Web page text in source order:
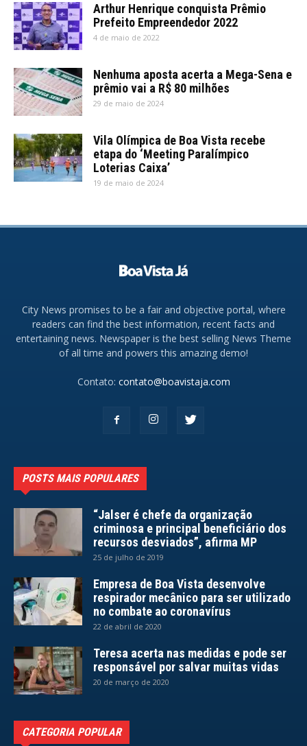
Arthur Henrique conquista Prêmio
Prefeito Empreendedor 2022
4 de maio de 2022
Nenhuma aposta acerta a Mega-Sena e
prêmio vai a R$ 80 milhões
29 de maio de 2024
Vila Olímpica de Boa Vista recebe
etapa do ‘Meeting Paralímpico
Loterias Caixa’
19 de maio de 2024
City News promises to be a fair and objective portal, where
readers can find the best information, recent facts and
entertaining news. Newspaper is the best selling News Theme
of all time and powers this amazing demo!
Contato: contato@boavistaja.com
POSTS MAIS POPULARES
“Jalser é chefe da organização
criminosa e principal beneficiário dos
recursos desviados”, afirma MP
25 de julho de 2019
Empresa de Boa Vista desenvolve
respirador mecânico para ser utilizado
no combate ao coronavírus
22 de abril de 2020
Teresa acerta nas medidas e pode ser
responsável por salvar muitas vidas
20 de março de 2020
CATEGORIA POPULAR